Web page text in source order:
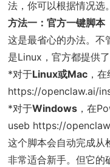
法，你可以根据情况选。
方法一：官方一键脚本
这是最省心的办法。
是Linux，官方都提供了
*对于Linux或Mac ，
https://openclaw.ai/
*对于Windows ，在
useb https://
这个脚本会自动完成从
非常适合新手。但它的